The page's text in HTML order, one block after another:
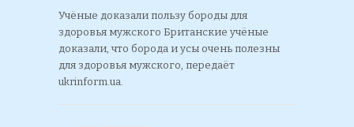
Учёные доказали пользу бороды для
здоровья мужского Британские учёные
доказали, что борода и усы очень полезны
для здоровья мужского, передаёт
ukrinform.ua.